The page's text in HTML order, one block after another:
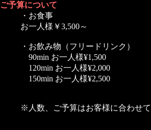
ご予算について
・お食事
お一人様￥3,500～
・お飲み物（フリードリンク）
90min お一人様¥1,500
120min お一人様¥2,000
150min お一人様¥2,500
※人数、ご予算はお客様に合わせ